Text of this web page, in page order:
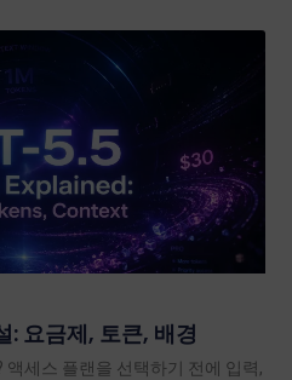
요금제, 토큰, 배경
액세스 플랜을 선택하기 전에 입력,